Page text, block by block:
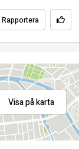
Rapportera
Visa på karta